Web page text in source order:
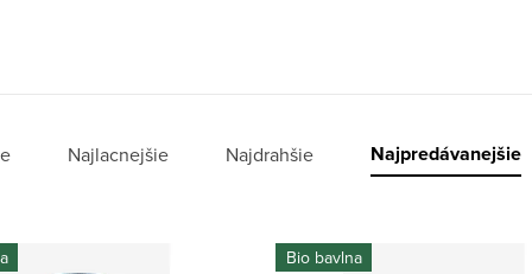
Najlacnejšie Najdrahšie Najpredávanejšie
Bio bavlna